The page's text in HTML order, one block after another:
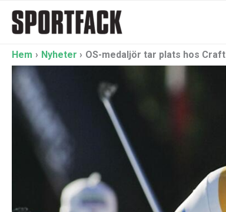
innehåll
Hem Nyheter OS-medaljör tar plats hos Craft